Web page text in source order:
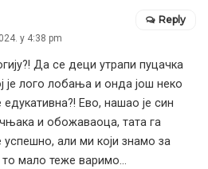
у 4:38 pm
Да се деци утрапи пуцачка
је лого лобања и онда још неко
едукативна?! Ево, нашао је син
и обожаваоца, тата га
али ми који знамо за
то мало теже варимо…
Reply